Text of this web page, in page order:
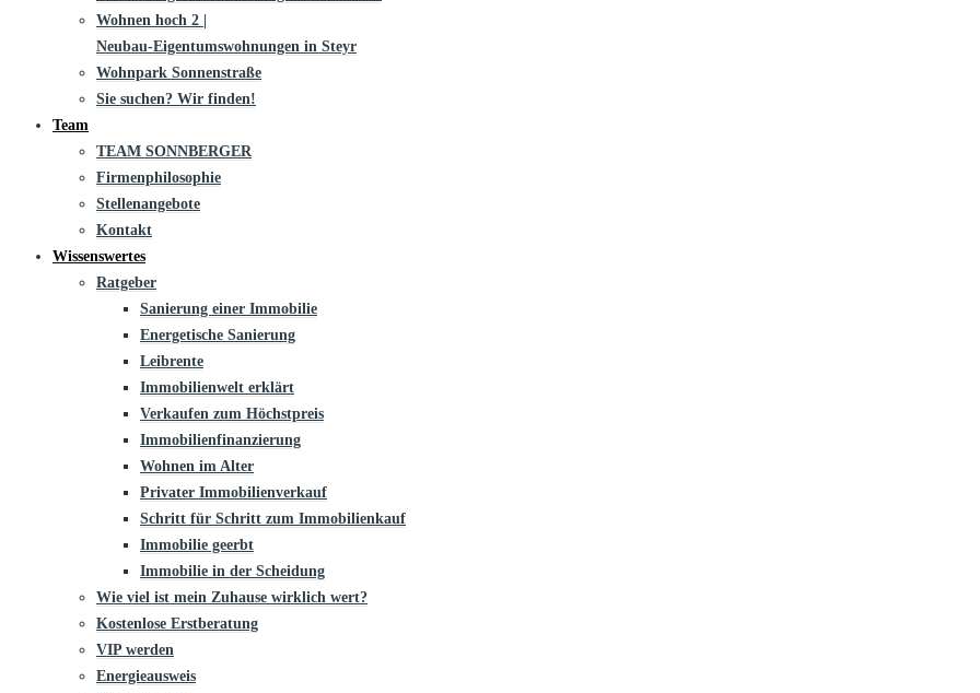
Wohnen hoch 2 |
Neubau-Eigentumswohnungen in Steyr
Wohnpark Sonnenstraße
Sie suchen? Wir finden!
Team
TEAM SONNBERGER
Firmenphilosophie
Stellenangebote
Kontakt
Wissenswertes
Ratgeber
Sanierung einer Immobilie
Energetische Sanierung
Leibrente
Immobilienwelt erklärt
Verkaufen zum Höchstpreis
Immobilienfinanzierung
Wohnen im Alter
Privater Immobilienverkauf
Schritt für Schritt zum Immobilienkauf
Immobilie geerbt
Immobilie in der Scheidung
Wie viel ist mein Zuhause wirklich wert?
Kostenlose Erstberatung
VIP werden
Energieausweis